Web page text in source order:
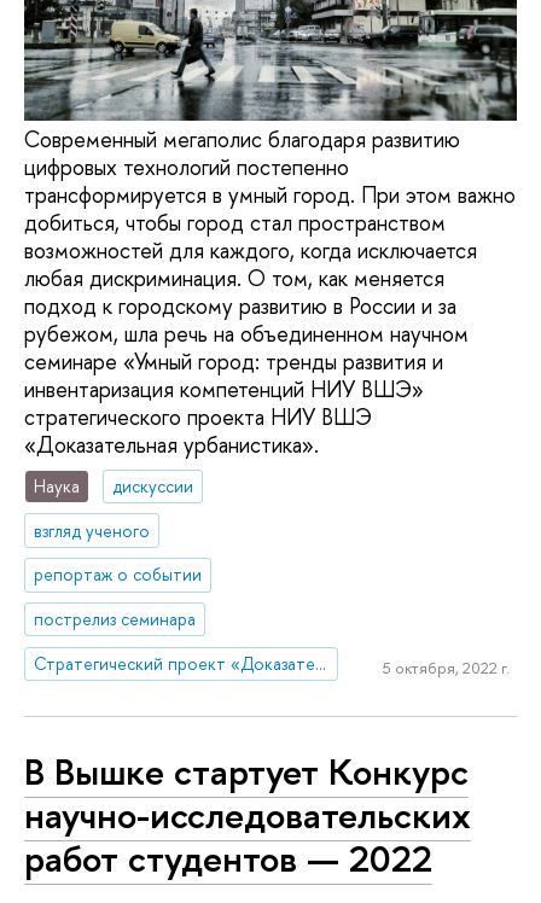
Современный мегаполис благодаря развитию
цифровых технологий постепенно
трансформируется в умный город. При этом важно
добиться, чтобы город стал пространством
возможностей для каждого, когда исключается
любая дискриминация. О том, как меняется
подход к городскому развитию в России и за
рубежом, шла речь на объединенном научном
семинаре «Умный город: тренды развития и
инвентаризация компетенций НИУ ВШЭ»
стратегического проекта НИУ ВШЭ
«Доказательная урбанистика».
Наука
дискуссии
взгляд ученого
репортаж о событии
пострелиз семинара
Стратегический проект «Доказательная урбанистика»
5 октября, 2022 г.
В Вышке стартует Конкурс
научно-исследовательских
работ студентов — 2022